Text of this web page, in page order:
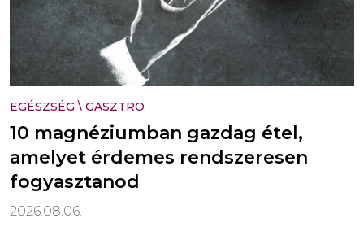
EGÉSZSÉG \ GASZTRO
10 magnéziumban gazdag étel,
amelyet érdemes rendszeresen
fogyasztanod
2026.08.06.